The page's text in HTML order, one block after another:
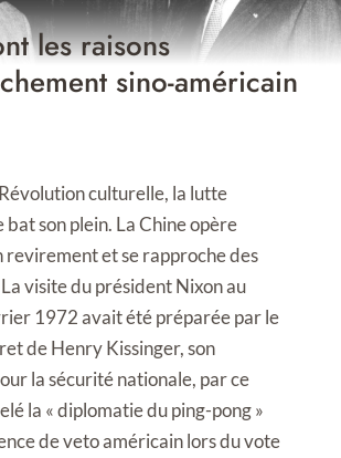
les raisons
sino-américain
culturelle, la lutte
bat son plein. La Chine opère
revirement et se rapproche des
visite du président Nixon au
1972 avait été préparée par le
de Henry Kissinger, son
la sécurité nationale, par ce
la « diplomatie du ping-pong »
de veto américain lors du vote